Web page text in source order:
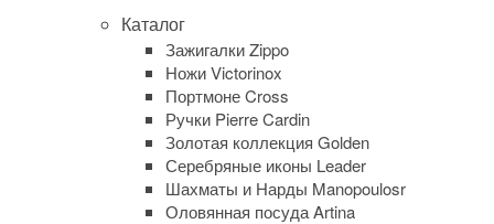
Каталог
Зажигалки Zippo
Ножи Victorinox
Портмоне Cross
Ручки Pierre Cardin
Золотая коллекция Golden
Серебряные иконы Leader
Шахматы и Нарды Manopoulosr
Оловянная посуда Artina